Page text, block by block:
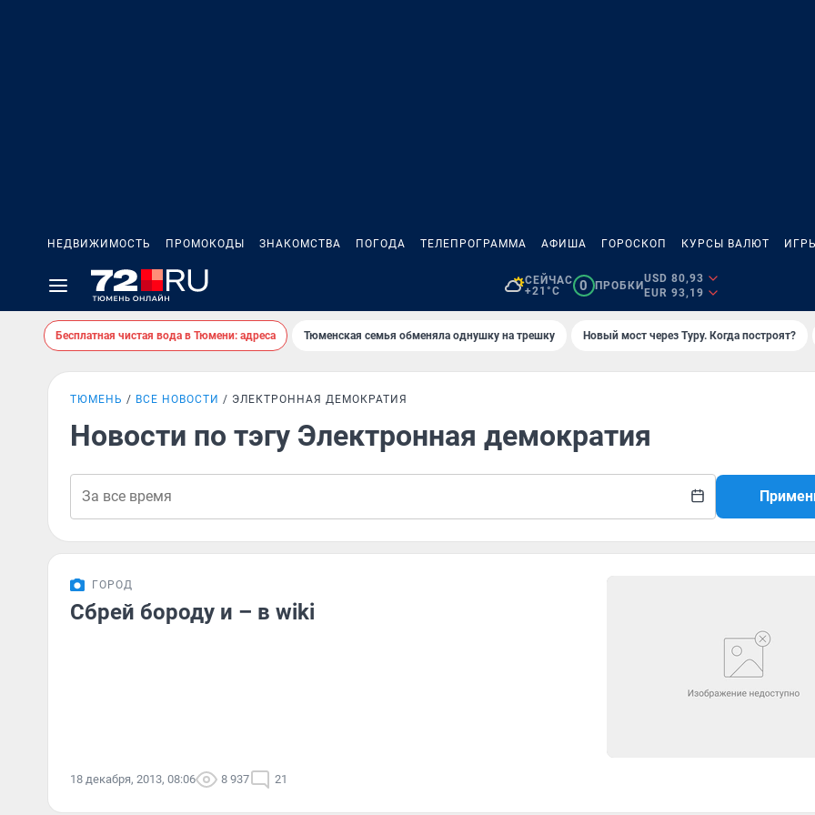
НЕДВИЖИМОСТЬ ПРОМОКОДЫ ЗНАКОМСТВА ПОГОДА ТЕЛЕПРОГРАММА АФИША ГОРОСКОП КУРСЫ ВАЛЮТ
СЕЙЧАС
+21°C
0 ПРОБКИ
USD 80,93
EUR 93,19
Бесплатная чистая вода в Тюмени: адреса Тюменская семья обменяла однушку на трешку Новый мост через Туру. Когда построят?
ТЮМЕНЬ ВСЕ НОВОСТИ ЭЛЕКТРОННАЯ ДЕМОКРАТИЯ
Новости по тэгу Электронная демократия
ГОРОД
Сбрей бороду и – в wiki
18 декабря, 2013, 08:06 8 937 21